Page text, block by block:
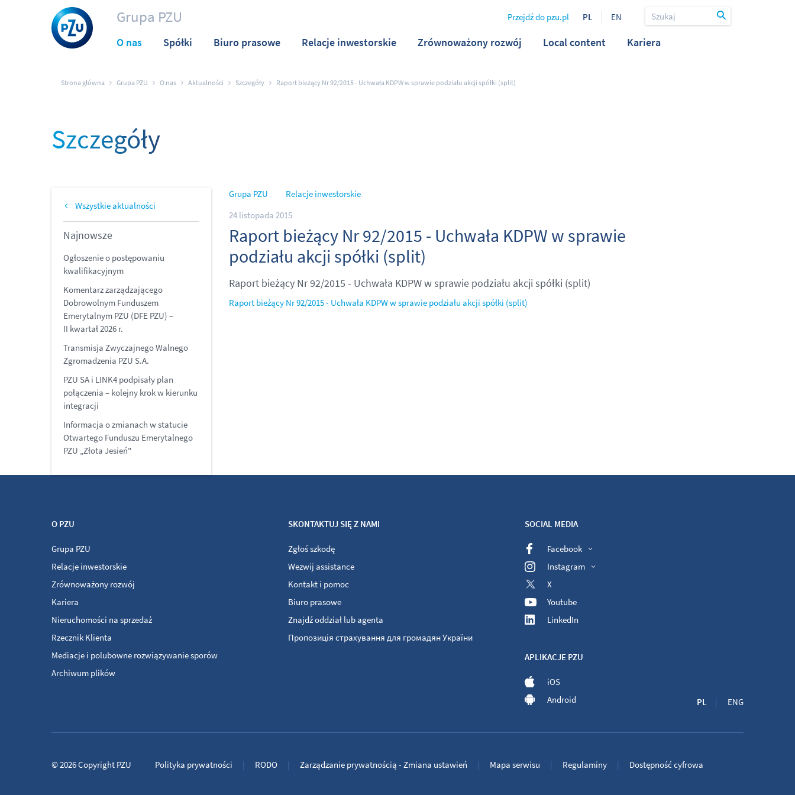
Grupa PZU
O nas Spółki Biuro prasowe Relacje inwestorskie Zrównoważony rozwój Local content Kariera
Przejdź do pzu.pl PL EN
Strona główna Grupa PZU O nas Aktualności Szczegóły Raport bieżący Nr 92/2015 - Uchwała KDPW w sprawie podziału akcji spółki (split)
Szczegóły
Wszystkie aktualności
Najnowsze
Ogłoszenie o postępowaniu
kwalifikacyjnym
Komentarz zarządzającego
Dobrowolnym Funduszem
Emerytalnym PZU (DFE PZU) –
II kwartał 2026 r.
Transmisja Zwyczajnego Walnego
Zgromadzenia PZU S.A.
PZU SA i LINK4 podpisały plan
połączenia – kolejny krok w kierunku
integracji
Informacja o zmianach w statucie
Otwartego Funduszu Emerytalnego
PZU „Złota Jesień"
Grupa PZU
Relacje inwestorskie
24 listopada 2015
Raport bieżący Nr 92/2015 - Uchwała KDPW w sprawie
podziału akcji spółki (split)
Raport bieżący Nr 92/2015 - Uchwała KDPW w sprawie podziału akcji spółki (split)
Raport bieżący Nr 92/2015 - Uchwała KDPW w sprawie podziału akcji spółki (split)
O PZU
Grupa PZU
Relacje inwestorskie
Zrównoważony rozwój
Kariera
Nieruchomości na sprzedaż
Rzecznik Klienta
Mediacje i polubowne rozwiązywanie sporów
Archiwum plików
SKONTAKTUJ SIĘ Z NAMI
Zgłoś szkodę
Wezwij assistance
Kontakt i pomoc
Biuro prasowe
Znajdź oddział lub agenta
Пропозиція страхування для громадян України
SOCIAL MEDIA
Facebook
Instagram
X
Youtube
LinkedIn
APLIKACJE PZU
iOS
Android
PL ENG
Polityka prywatności RODO Zarządzanie prywatnością - Zmiana ustawień Mapa serwisu Regulaminy Dostępność cyfrowa
© 2026Copyright PZU